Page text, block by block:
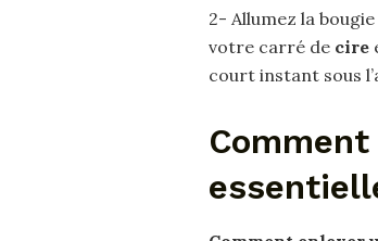
2- Allumez la
votre carré de cire
court instant sous